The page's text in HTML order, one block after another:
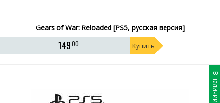
Gears of War: Reloaded [PS5, русская версия]
14900 Купить
В наличии